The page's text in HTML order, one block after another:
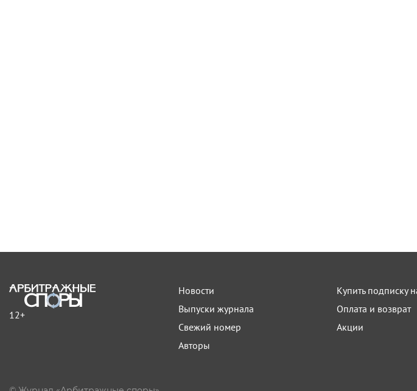
12+
Новости
Выпуски журнала
Свежий номер
Авторы
Купить подписку
Оплата и возврат
Акции